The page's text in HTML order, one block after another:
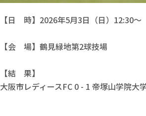
【日　時】2026年5月3日（日）12:30〜
【会　場】鶴見緑地第2球技場
【結　果】
大阪市レディースFC 0 - 1 帝塚山学院大